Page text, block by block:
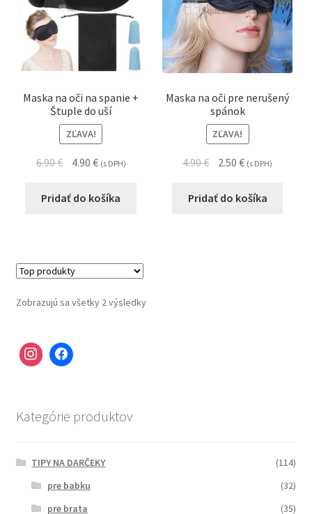
Maska na oči na spanie +
Štuple do uší
ZĽAVA!
6.90€ 4.90 € (s DPH)
Pridať do košíka
Maska na oči pre nerušený
spánok
ZĽAVA!
4.90€ 2.50€ (s DPH)
Pridať do košíka
Zobrazujú sa všetky 2 výsledky
Kategórie produktov
TIPY NA DARČEKY
(114)
pre babku
(32)
pre brata
(35)